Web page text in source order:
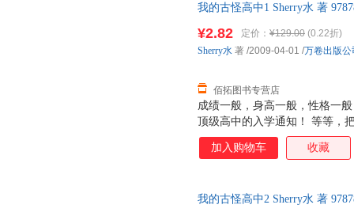
我的古怪高中1 Sherry水 著
成绩一般，身高一般，性格一
顶级高中的入学通知！ 等等
那……难道这是真的？！ 感谢
半夜有幽灵在哭？呃……那是
¥2.82 定价： ¥129.00 (0.22折)
佰拓图书专营店
Sherry水 著 /2009-04-01 /万卷出版公
加入购物车 收藏
我的古怪高中2 Sherry水 著